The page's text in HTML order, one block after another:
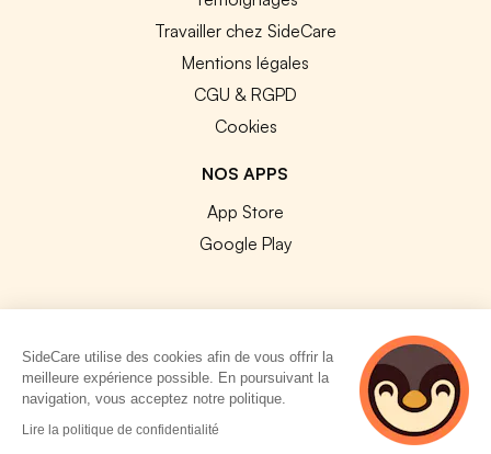
Travailler chez SideCare
Mentions légales
CGU & RGPD
Cookies
NOS APPS
App Store
Google Play
© 2026 SideCare. Tous droits réservés.
SideCare utilise des cookies afin de vous offrir la
meilleure expérience possible. En poursuivant la
navigation, vous acceptez notre politique.
Lire la politique de confidentialité
4 personnes
consultent